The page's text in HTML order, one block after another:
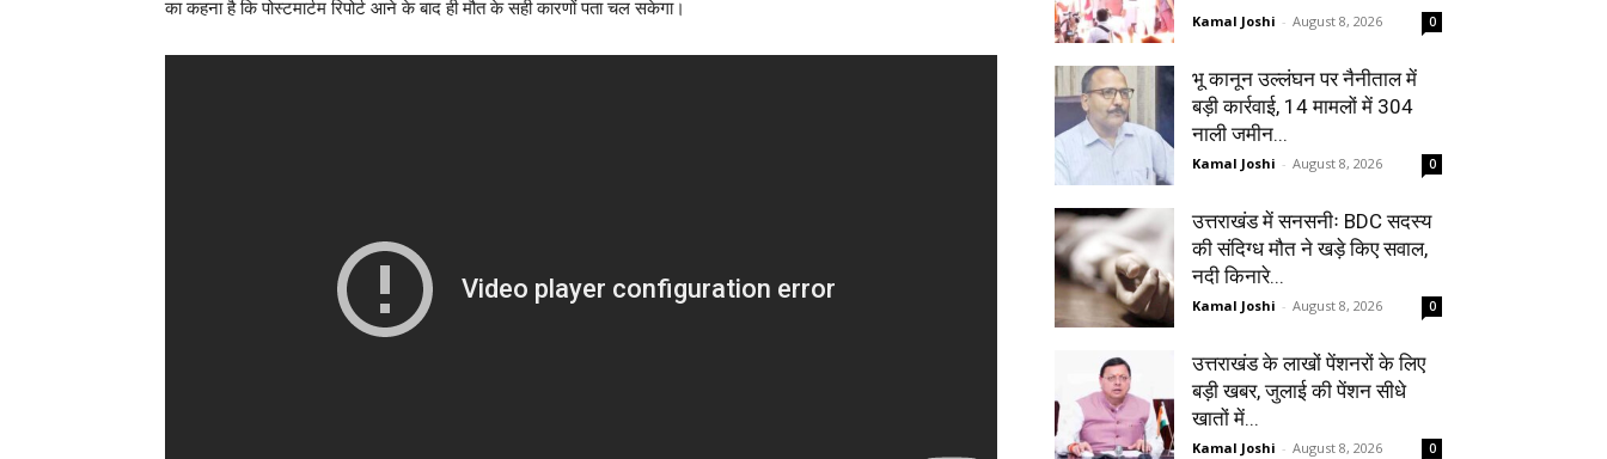
का कहना है कि पोस्टमार्टम रिपोर्ट आने के बाद ही मौत के सही कारणों पता चल सकेगा।
Kamal Joshi - August 8, 2026 0
भू कानून उल्लंघन पर नैनीताल में
बड़ी कार्रवाई, 14 मामलों में 304
नाली जमीन...
Kamal Joshi - August 8, 2026 0
उत्तराखंड में सनसनीः BDC सदस्य
की संदिग्ध मौत ने खड़े किए सवाल,
नदी किनारे...
Kamal Joshi - August 8, 2026 0
उत्तराखंड के लाखों पेंशनरों के लिए
बड़ी खबर, जुलाई की पेंशन सीधे
खातों में...
Kamal Joshi - August 8, 2026 0